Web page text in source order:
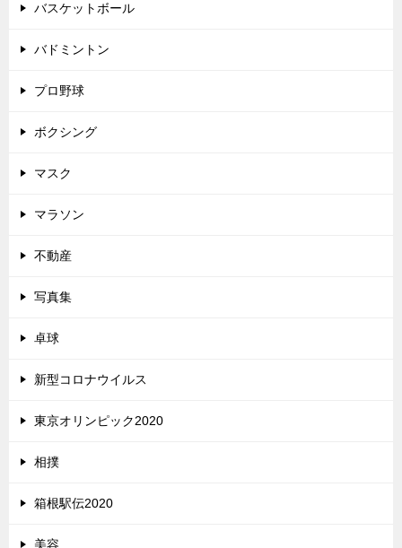
バスケットボール
バドミントン
プロ野球
ボクシング
マスク
マラソン
不動産
写真集
卓球
新型コロナウイルス
東京オリンピック2020
相撲
箱根駅伝2020
美容